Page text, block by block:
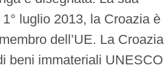
luglio 2013, la Croazia è
dell’UE. La Croazia
beni immateriali